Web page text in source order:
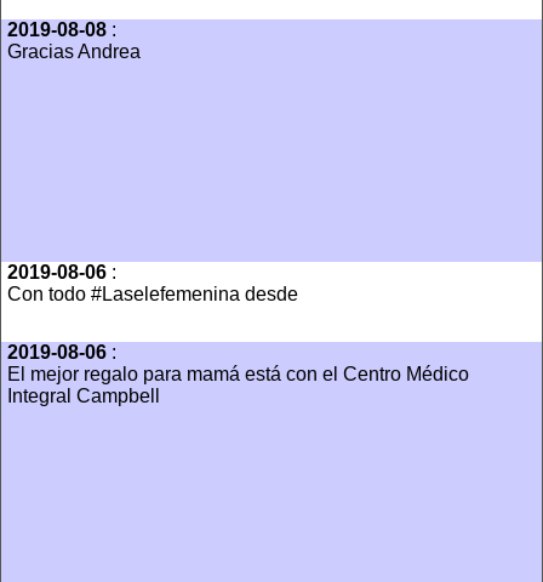
2019-08-08 :
Gracias Andrea
2019-08-06 :
Con todo #Laselefemenina desde
2019-08-06 :
El mejor regalo para mamá está con el Centro Médico
Integral Campbell